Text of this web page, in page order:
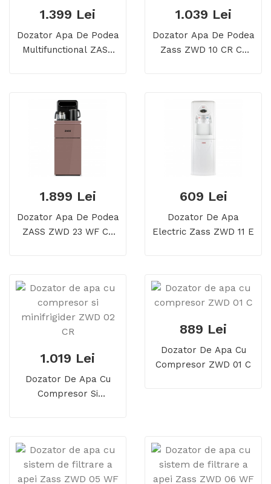
1.399 Lei
Dozator Apa De Podea
Multifunctional ZASS
1.039 Lei
Dozator Apa De Podea
Zass ZWD 10 CR Cu
1.899 Lei
Dozator Apa De Podea
ZASS ZWD 23 WF Cu
609 Lei
Dozator De Apa
Electric Zass ZWD 11 E
1.019 Lei
Dozator De Apa Cu
Compresor Si
889 Lei
Dozator De Apa Cu
Compresor ZWD 01 C